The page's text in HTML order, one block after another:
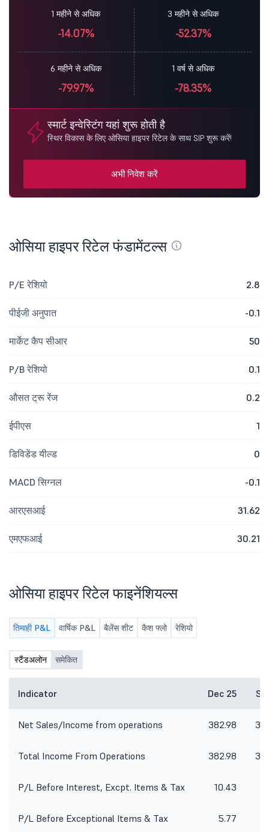
1 महीने से अधिक
-14.07%
3 महीने से अधिक
-52.37%
6 महीने से अधिक
-79.97%
1 वर्ष से अधिक
-78.35%
स्मार्ट इन्वेस्टिंग यहां शुरू होती है
स्थिर विकास के लिए ओसिया हाइपर रिटेल के साथ SIP शुरू करें!
अभी निवेश करें
ओसिया हाइपर रिटेल फंडामेंटल्स
P/E रेशियो 2.8
पीईजी अनुपात -0.1
मार्केट कैप सीआर 50
P/B रेशियो 0.1
औसत ट्रू रेंज 0.2
ईपीएस 1
डिविडेंड यील्ड 0
MACD सिग्नल -0.1
आरएसआई 31.62
एमएफआई 30.21
ओसिया हाइपर रिटेल फाइनेंशियल्स
तिमाही P&L वार्षिक P&L बैलेंस शीट कैश फ्लो रेशियो
स्टैंडअलोन समेकित
Indicator Dec 25
Net Sales/Income from operations 382.98
Total Income From Operations 382.98
P/L Before Interest, Excpt. Items & Tax 10.43
P/L Before Exceptional Items & Tax 5.77